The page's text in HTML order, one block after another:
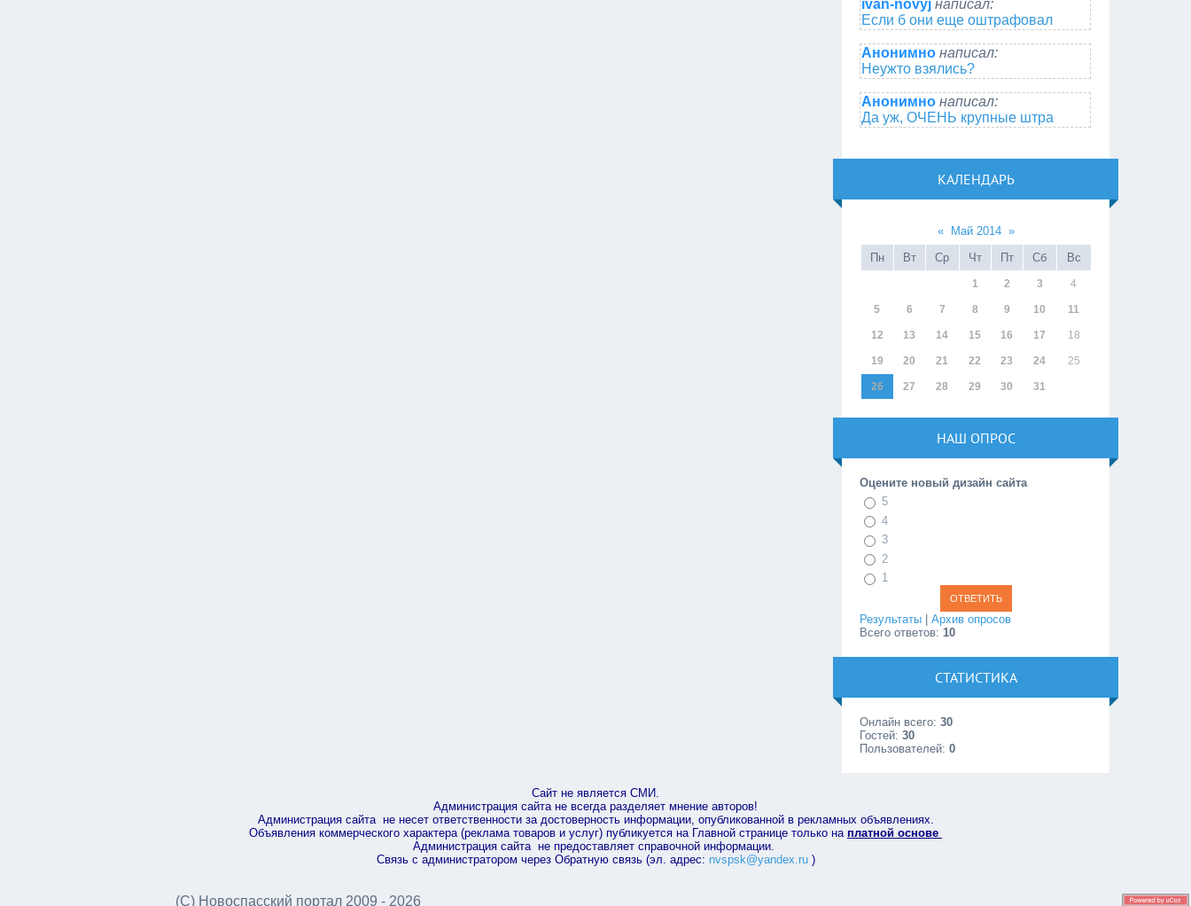
ivan-novyj написал:
Если б они еще оштрафовал
Анонимно написал:
Неужто взялись?
Анонимно написал:
Да уж, ОЧЕНЬ крупные штра
КАЛЕНДАРЬ
« Май 2014 »
Пн
Вт Ср Чт Пт Сб Вс
1 2 3 4
5 6 7 8 9 10 11
12 13 14 15 16 17 18
19 20 21 22 23 24 25
26 27 28 29 30 31
НАШ ОПРОС
Оцените новый дизайн сайта
5
4
3
2
1
Результаты |Архив опросов
Всего ответов: 10
СТАТИСТИКА
Онлайн всего:30
Гостей:30
Пользователей:0
Сайт не является СМИ.
Администрация сайта не всегда разделяет мнение авторов!
Администрация сайта не несет ответственности за достоверность информации, опубликованной в рекламных объявлениях.
Объявления коммерческого характера (реклама товаров и услуг) публикуется на Главной странице только на платной основе
Администрация сайта не предоставляет справочной информации.
Связь с администратором через Обратную связь (эл. адрес: nvspsk@yandex.ru)
(С) Новоспасский портал 2009 - 2026